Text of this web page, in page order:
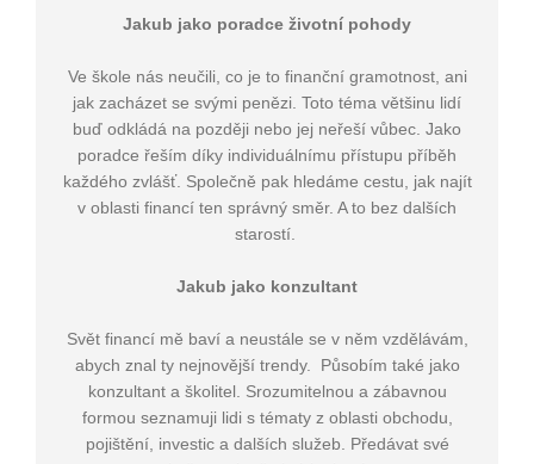
Jakub jako poradce životní pohody
Ve škole nás neučili, co je to finanční gramotnost, ani
jak zacházet se svými penězi. Toto téma většinu lidí
buď odkládá na později nebo jej neřeší vůbec. Jako
poradce řeším díky individuálnímu přístupu příběh
každého zvlášť. Společně pak hledáme cestu, jak najít
v oblasti financí ten správný směr. A to bez dalších
starostí.
Jakub jako konzultant
Svět financí mě baví a neustále se v něm vzdělávám,
abych znal ty nejnovější trendy. Působím také jako
konzultant a školitel. Srozumitelnou a zábavnou
formou seznamuji lidi s tématy z oblasti obchodu,
pojištění, investic a dalších služeb. Předávat své